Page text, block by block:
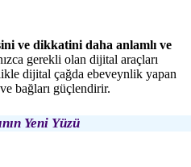
ve dikkatini daha anlamlı ve
gerekli olan dijital araçları
dijital çağda ebeveynlik yapan
bağları güçlendirir.
Yeni Yüzü